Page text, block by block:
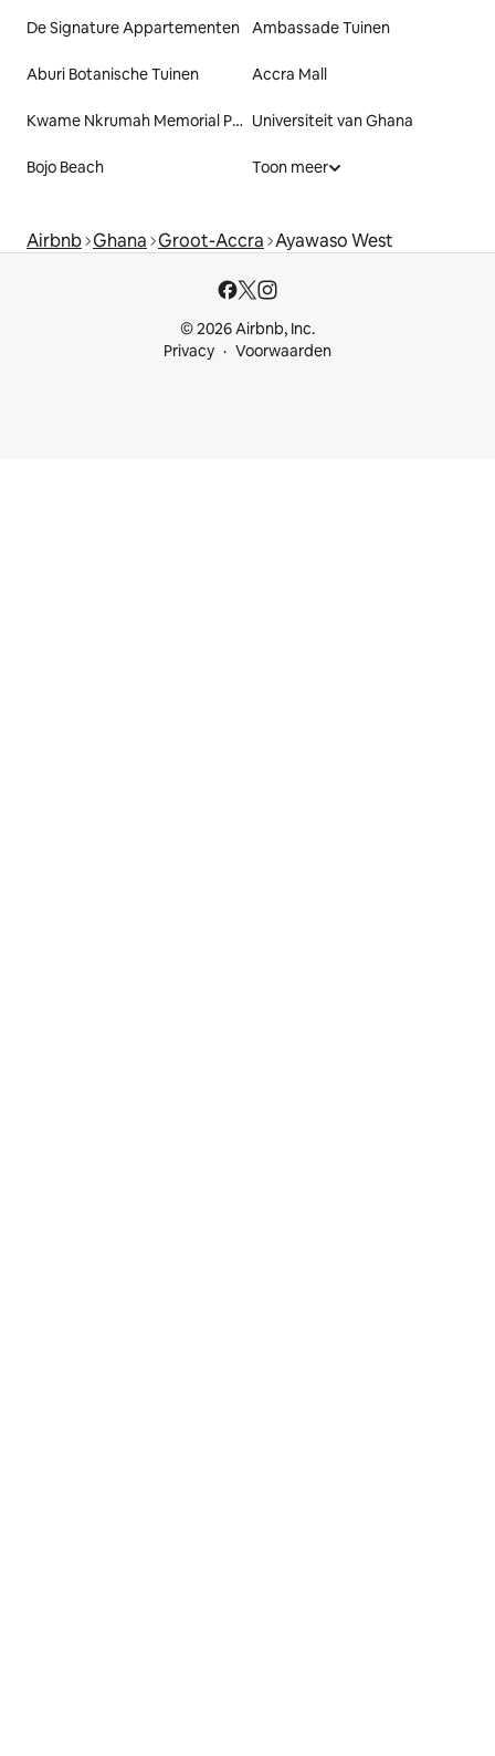
De Signature Appartementen Ambassade Tuinen
Aburi Botanische Tuinen Accra Mall
Kwame Nkrumah Memorial Park & Mausoleum Universiteit van Ghana
Bojo Beach Toon meer
Airbnb Ghana Groot-Accra Ayawaso West
© 2026 Airbnb, Inc.
Privacy
Voorwaarden